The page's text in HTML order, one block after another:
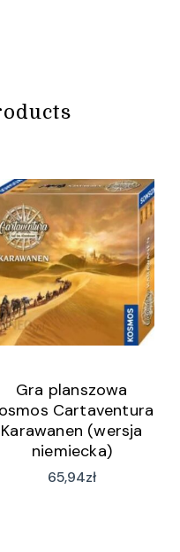
Gra planszowa
Cartaventura
Karawanen (wersja
niemiecka)
65,94zł